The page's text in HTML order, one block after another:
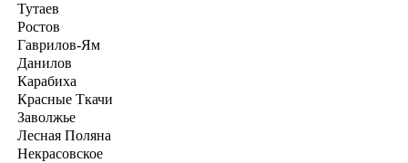
Тутаев
Ростов
Гаврилов-Ям
Данилов
Карабиха
Красные Ткачи
Заволжье
Лесная Поляна
Некрасовское